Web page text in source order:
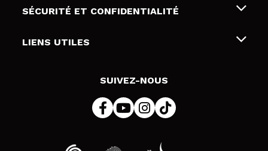
Cartes-cadeaux
Livraison & retour
Modes de paiement
SÉCURITÉ ET CONFIDENTIALITÉ
Conditions et confidentialité
LIENS UTILES
SUIVEZ-NOUS